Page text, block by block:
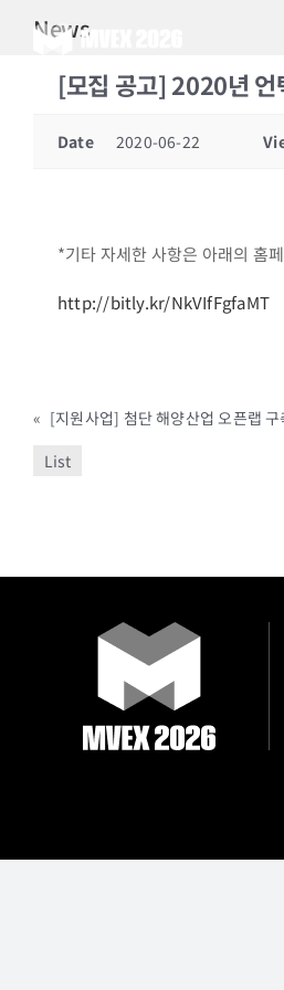
News
[모집 공고] 2020년
Date 2020-06-22
*기타 자세한 사항은 아래의 홈
http://bitly.kr/NkVIfFgfaMT
«
List